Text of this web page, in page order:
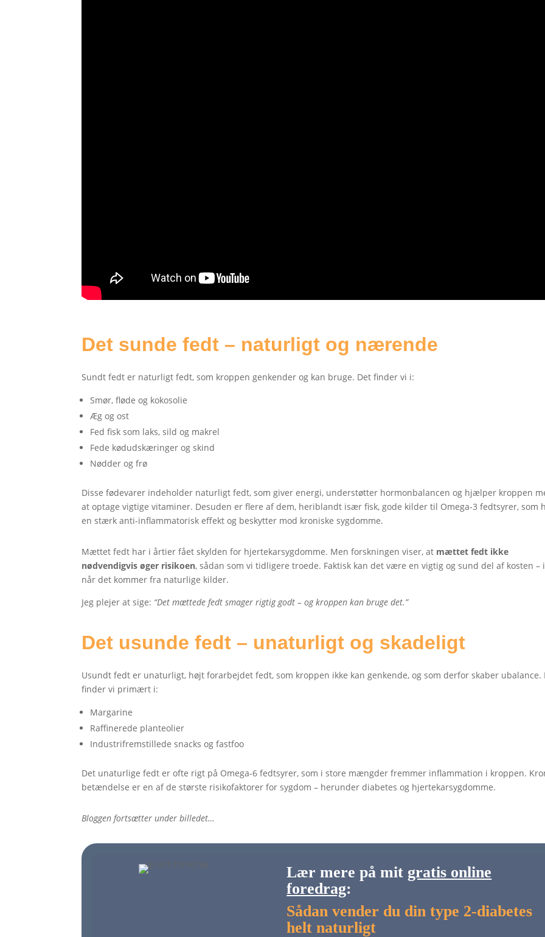
Det sunde fedt – naturligt og nærende
Sundt fedt er naturligt fedt, som kroppen genkender og kan bruge. Det finder vi i:
Smør, fløde og kokosolie
Æg og ost
Fed fisk som laks, sild og makrel
Fede kødudskæringer og skind
Nødder og frø
Disse fødevarer indeholder naturligt fedt, som giver energi, understøtter hormonbalancen og hjælper kroppen
at optage vigtige vitaminer. Desuden er flere af dem, heriblandt især fisk, gode kilder til Omega-3 fedtsyrer, som
en stærk anti-inflammatorisk effekt og beskytter mod kroniske sygdomme.
Mættet fedt har i årtier fået skylden for hjertekarsygdomme. Men forskningen viser, at mættet fedt ikke
nødvendigvis øger risikoen, sådan som vi tidligere troede. Faktisk kan det være en vigtig og sund del af kosten –
når det kommer fra naturlige kilder.
Jeg plejer at sige: “Det mættede fedt smager rigtig godt – og kroppen kan bruge det.”
Det usunde fedt – unaturligt og skadeligt
Usundt fedt er unaturligt, højt forarbejdet fedt, som kroppen ikke kan genkende, og som derfor skaber ubalance.
finder vi primært i:
Margarine
Raffinerede planteolier
Industrifremstillede snacks og fastfoo
Det unaturlige fedt er ofte rigt på Omega-6 fedtsyrer, som i store mængder fremmer inflammation i kroppen.
betændelse er en af de største risikofaktorer for sygdom – herunder diabetes og hjertekarsygdomme.
Bloggen fortsætter under billedet…
Lær mere på mit gratis online
foredrag:
Sådan vender du din type 2-diabetes
helt naturligt